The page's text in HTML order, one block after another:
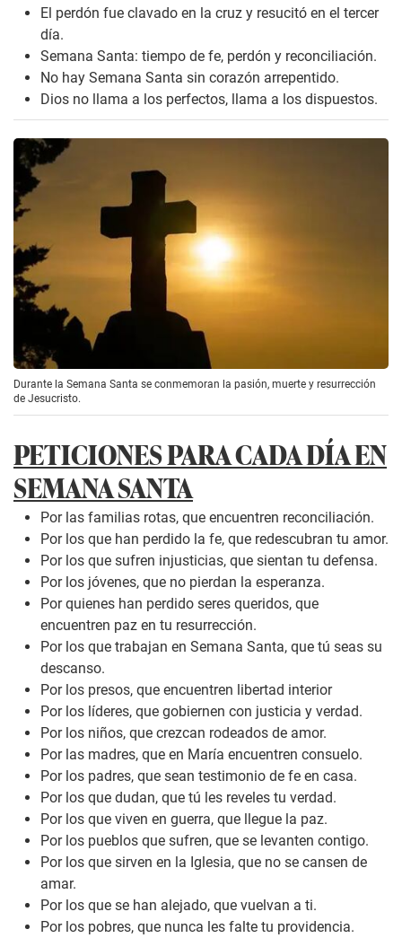
El perdón fue clavado en la cruz y resucitó en el tercer
día.
Semana Santa: tiempo de fe, perdón y reconciliación.
No hay Semana Santa sin corazón arrepentido.
Dios no llama a los perfectos, llama a los dispuestos.
Durante la Semana Santa se conmemoran la pasión, muerte y resurrección
de Jesucristo.
PETICIONES PARA CADA DÍA EN
SEMANA SANTA
Por las familias rotas, que encuentren reconciliación.
Por los que han perdido la fe, que redescubran tu amor.
Por los que sufren injusticias, que sientan tu defensa.
Por los jóvenes, que no pierdan la esperanza.
Por quienes han perdido seres queridos, que
encuentren paz en tu resurrección.
Por los que trabajan en Semana Santa, que tú seas su
descanso.
Por los presos, que encuentren libertad interior
Por los líderes, que gobiernen con justicia y verdad.
Por los niños, que crezcan rodeados de amor.
Por las madres, que en María encuentren consuelo.
Por los padres, que sean testimonio de fe en casa.
Por los que dudan, que tú les reveles tu verdad.
Por los que viven en guerra, que llegue la paz.
Por los pueblos que sufren, que se levanten contigo.
Por los que sirven en la Iglesia, que no se cansen de
amar.
Por los que se han alejado, que vuelvan a ti.
Por los pobres, que nunca les falte tu providencia.